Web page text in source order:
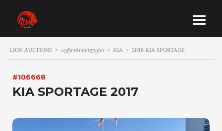
LION AUCTIONS > ᲐᲕᲢᲝᲛᲝᲑᲘᲚᲔᲑᲘ > KIA > 2018 KIA SPORTAGE
#106668
KIA SPORTAGE 2017